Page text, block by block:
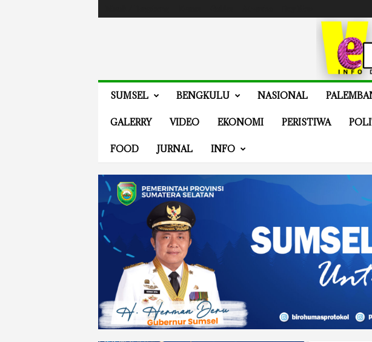
SUMSEL BENGKULU NASIONAL
GALERRY VIDEO EKONOMI PERISTIWA
FOOD JURNAL INFO